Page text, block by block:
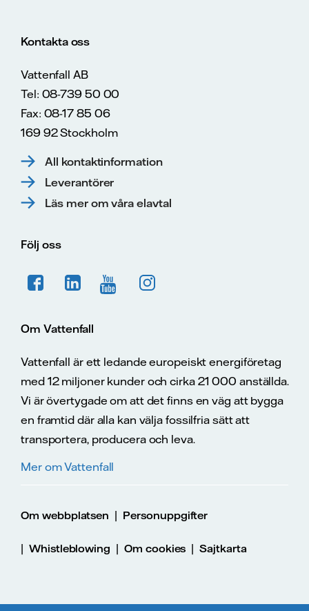
Kontakta oss
Vattenfall AB
Tel: 08-739 50 00
Fax: 08-17 85 06
169 92 Stockholm
All kontaktinformation
Leverantörer
Läs mer om våra elavtal
Följ oss
Om Vattenfall
Vattenfall är ett ledande europeiskt energiföretag
med 12 miljoner kunder och cirka 21 000 anställda.
Vi är övertygade om att det finns en väg att bygga
en framtid där alla kan välja fossilfria sätt att
transportera, producera och leva.
Mer om Vattenfall
Om webbplatsen | Personuppgifter
| Whistleblowing | Om cookies |Sajtkarta